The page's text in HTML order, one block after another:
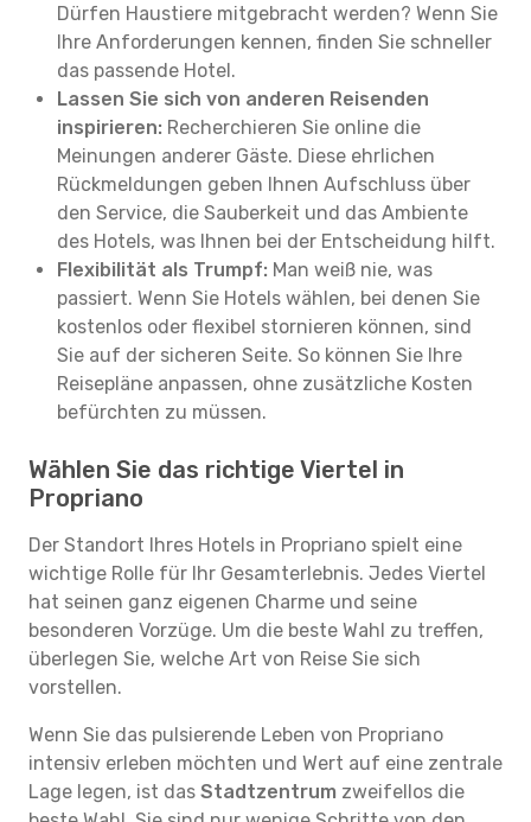
Dürfen Haustiere mitgebracht werden? Wenn Sie
Ihre Anforderungen kennen, finden Sie schneller
das passende Hotel.
Lassen Sie sich von anderen Reisenden
inspirieren: Recherchieren Sie online die
Meinungen anderer Gäste. Diese ehrlichen
Rückmeldungen geben Ihnen Aufschluss über
den Service, die Sauberkeit und das Ambiente
des Hotels, was Ihnen bei der Entscheidung hilft.
Flexibilität als Trumpf: Man weiß nie, was
passiert. Wenn Sie Hotels wählen, bei denen Sie
kostenlos oder flexibel stornieren können, sind
Sie auf der sicheren Seite. So können Sie Ihre
Reisepläne anpassen, ohne zusätzliche Kosten
befürchten zu müssen.
Wählen Sie das richtige Viertel in
Propriano
Der Standort Ihres Hotels in Propriano spielt eine
wichtige Rolle für Ihr Gesamterlebnis. Jedes Viertel
hat seinen ganz eigenen Charme und seine
besonderen Vorzüge. Um die beste Wahl zu treffen,
überlegen Sie, welche Art von Reise Sie sich
vorstellen.
Wenn Sie das pulsierende Leben von Propriano
intensiv erleben möchten und Wert auf eine zentrale
Lage legen, ist das Stadtzentrum zweifellos die